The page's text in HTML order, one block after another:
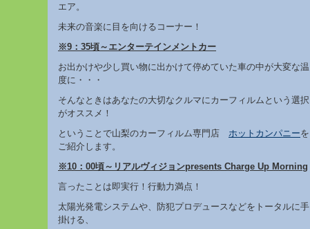
エア。
未来の音楽に目を向けるコーナー！
※9：35頃～エンターテインメントカー
お出かけや少し買い物に出かけて停めていた車の中が大変な温
度に・・・
そんなときはあなたの大切なクルマにカーフィルムという選択
がオススメ！
ということで山梨のカーフィルム専門店 ホットカンパニーを
ご紹介します。
※10：00頃～リアルヴィジョンpresents Charge Up Morning
言ったことは即実行！行動力満点！
太陽光発電システムや、防犯プロデュースなどをトータルに手
掛ける、